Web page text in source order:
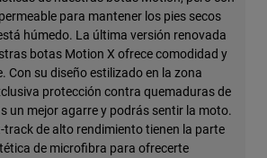
para mantener los pies secos
húmedo. La última versión renovada
botas Motion X ofrece comodidad y
Con su diseño estilizado en la zona
protección contra quemaduras de
un mejor agarre y podrás sentir la moto.
de alto rendimiento tienen la parte
de microfibra para ofrecerte